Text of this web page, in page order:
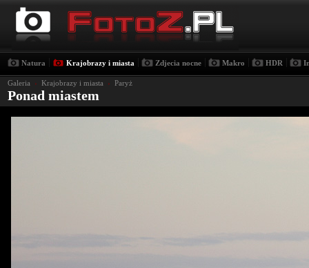
Natura Krajobrazy i miasta Zdjecia nocne Makro HDR
Galeria › Krajobrazy i miasta › Paryż
Ponad miastem